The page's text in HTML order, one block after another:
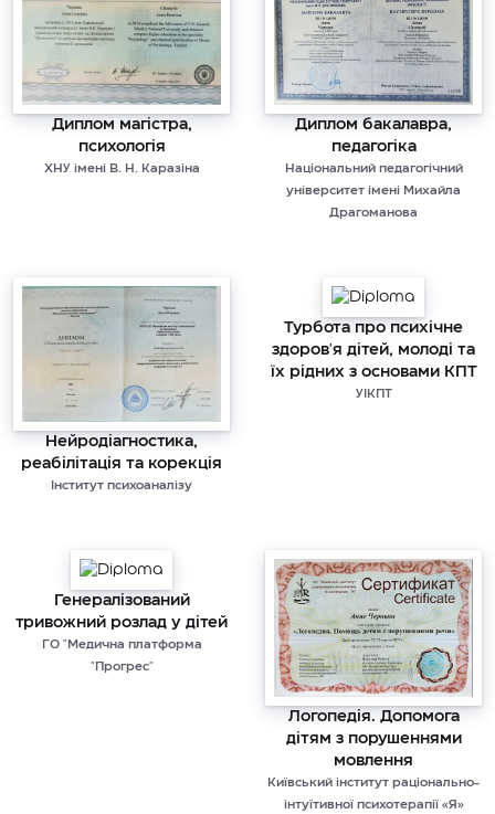
Диплом магістра,
психологія
ХНУ імені В. Н. Каразіна
Диплом бакалавра,
педагогіка
Національний педагогічний
університет імені Михайла
Драгоманова
Нейродіагностика,
реабілітація та корекція
Інститут психоаналізу
Турбота про психічне
здоров'я дітей, молоді та
їх рідних з основами КПТ
УІКПТ
Генералізований
тривожний розлад у дітей
ГО "Медична платформа
"Прогрес"
Логопедія. Допомога
дітям з порушеннями
мовлення
Київський інститут раціонально-
інтуїтивної психотерапії «Я»